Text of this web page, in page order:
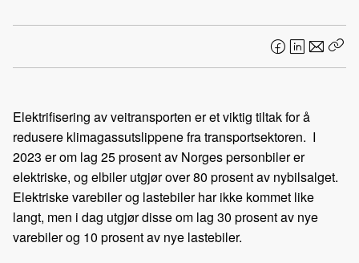
F
a
e
b
o
o
L
i
k
e
d
I
n
E
-
o
Elektrifisering av veitransporten er et viktig tiltak for å
redusere klimagassutslippene fra transportsektoren. I
2023 er om lag 25 prosent av Norges personbiler er
elektriske, og elbiler utgjør over 80 prosent av nybilsalget.
Elektriske varebiler og lastebiler har ikke kommet like
langt, men i dag utgjør disse om lag 30 prosent av nye
varebiler og 10 prosent av nye lastebiler.